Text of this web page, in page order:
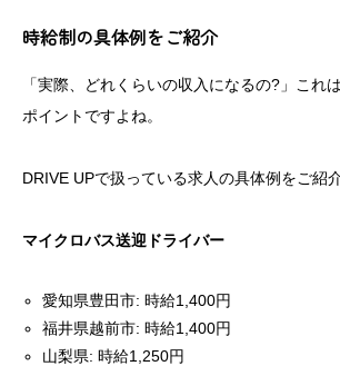
時給制の具体例をご紹介
「実際、どれくらいの収入になるの?」これ
ポイントですよね。
DRIVE UPで扱っている求人の具体例をご紹
マイクロバス送迎ドライバー
愛知県豊田市: 時給1,400円
福井県越前市: 時給1,400円
山梨県: 時給1,250円